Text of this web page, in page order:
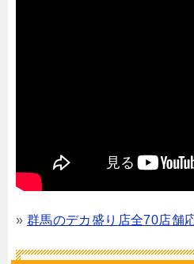
» 群馬のデカ盛り店全70店舗